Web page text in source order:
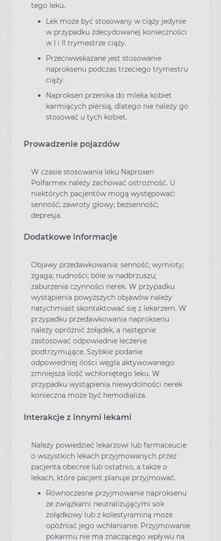
tego leku.
Lek może być stosowany w ciąży jedynie
w przypadku zdecydowanej konieczności
w I i II trymestrze ciąży.
Przeciwwskazane jest stosowanie
naproksenu podczas trzeciego trymestru
ciąży.
Naproksen przenika do mleka kobiet
karmiących piersią, dlatego nie należy go
stosować u tych kobiet.
Prowadzenie pojazdów
W czasie stosowania leku Naproxen
Polfarmex należy zachować ostrożność. U
niektórych pacjentów mogą występować:
senność; zawroty głowy; bezsenność;
depresja.
Dodatkowe informacje
Objawy przedawkowania: senność; wymioty;
zgaga; nudności; bóle w nadbrzuszu;
zaburzenia czynności nerek. W przypadku
wystąpienia powyższych objawów należy
natychmiast skontaktować się z lekarzem. W
przypadku przedawkowania naproksenu
należy opróżnić żołądek, a następnie
zastosować odpowiednie leczenie
podtrzymujące. Szybkie podanie
odpowiedniej ilości węgla aktywowanego
zmniejsza ilość wchłoniętego leku. W
przypadku wystąpienia niewydolności nerek
konieczna może być hemodializa.
Interakcje z innymi lekami
Należy powiedzieć lekarzowi lub farmaceucie
o wszystkich lekach przyjmowanych przez
pacjenta obecnie lub ostatnio, a także o
lekach, które pacjent planuje przyjmować.
Równoczesne przyjmowanie naproksenu
ze związkami neutralizującymi sok
żołądkowy lub z kolestyraminą może
opóźniać jego wchłanianie. Przyjmowanie
pokarmu nie ma znaczącego wpływu na